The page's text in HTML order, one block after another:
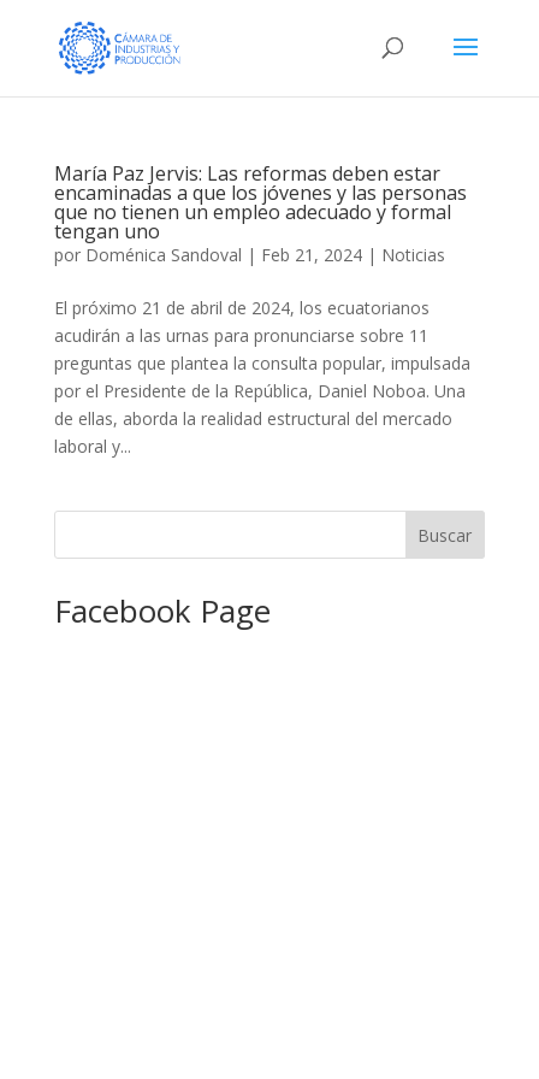
María Paz Jervis: Las reformas deben estar
encaminadas a que los jóvenes y las personas
que no tienen un empleo adecuado y formal
tengan uno
por Doménica Sandoval | Feb 21, 2024| Noticias
El próximo 21 de abril de 2024, los ecuatorianos
acudirán a las urnas para pronunciarse sobre 11
preguntas que plantea la consulta popular, impulsada
por el Presidente de la República, Daniel Noboa. Una
de ellas, aborda la realidad estructural del mercado
laboral y...
Facebook Page